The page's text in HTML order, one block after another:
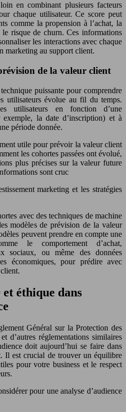
en combinant plusieurs facteurs
chaque utilisateur. Ce score peut
comme la propension à l’achat, la
risque de churn. Ces informations
les interactions avec chaque
marketing au support client.
de la valeur client
puissante pour comprendre
utilisateurs évolue au fil du temps.
utilisateurs en fonction d’une
exemple, la date d’inscription) et à
période donnée.
utile pour prévoir la valeur client
les cohortes passées ont évolué,
plus précises sur la valeur future
sont cruc
marketing et les stratégies
avec des techniques de machine
modèles de prévision de la valeur
peuvent prendre en compte une
le comportement d’achat,
sociaux, ou même des données
économiques, pour prédire avec
éthique dans
Général sur la Protection des
d’autres réglementations similaires
doit aujourd’hui se faire dans
Il est crucial de trouver un équilibre
pour votre business et le respect
pour une analyse d’audience